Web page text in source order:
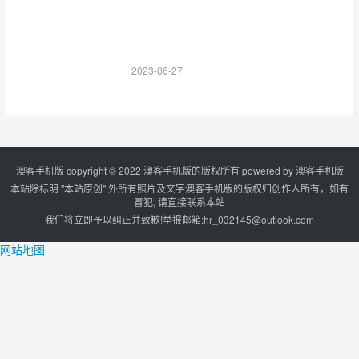
2023-06-27
澳客手机版 copyright © 2022 澳客手机版的版权所有 powered by澳客手机版
本站除标明 "本站原创" 外所有照片及文字澳客手机版的版权归创作人所有，如有
冒犯, 请直接联系本站
我们将立即予以纠正并致歉!举报邮箱:hr_032145@outlook.com
网站地图